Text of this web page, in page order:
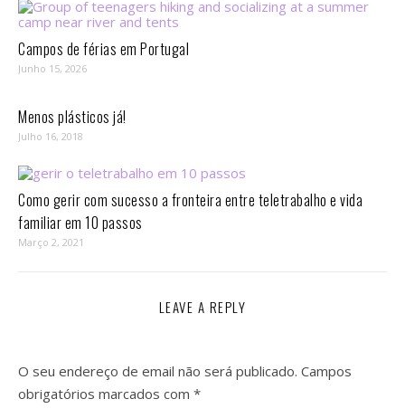
Campos de férias em Portugal
Junho 15, 2026
Menos plásticos já!
Julho 16, 2018
Como gerir com sucesso a fronteira entre teletrabalho e vida
familiar em 10 passos⁣
Março 2, 2021
LEAVE A REPLY
O seu endereço de email não será publicado. Campos
obrigatórios marcados com *